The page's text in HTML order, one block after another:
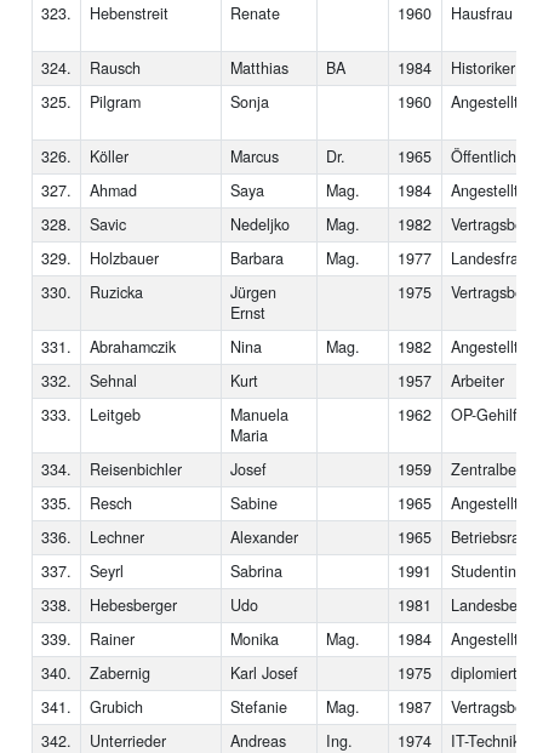
323.
Hebenstreit Renate 1960 Hausfrau
324. Rausch Matthias BA 1984
Historiker
325.
Pilgram Sonja 1960 Angestellte
326. Köller Marcus Dr. 1965
Öffentlich-
327.
Ahmad Saya Mag. 1984
Angestellte
328.
Savic Nedeljko Mag. 1982
329.
Holzbauer Barbara Mag. 1977
330.
Ruzicka
Jürgen
Ernst
1975
331. Abrahamczik Nina Mag. 1982
Angestellte
332.
Sehnal Kurt 1957
Arbeiter
333.
Leitgeb
Manuela
Maria
1962 OP-Gehilfin
334. Reisenbichler Josef 1959
335.
Resch Sabine 1965
Angestellte
336.
Lechner Alexander 1965
337.
Seyrl Sabrina 1991
Studentin
338.
Hebesberger Udo 1981
339.
Rainer Monika Mag. 1984
Angestellte
340.
Zabernig Karl Josef 1975
diplomierter
341.
Grubich Stefanie Mag. 1987
342.
Unterrieder Andreas Ing. 1974
IT-Techniker